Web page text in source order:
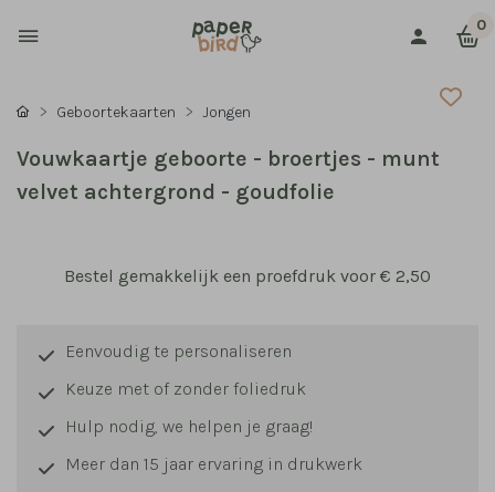
0
Geboortekaarten Jongen
Vouwkaartje geboorte - broertjes - munt
velvet achtergrond - goudfolie
Bestel gemakkelijk een proefdruk voor € 2,50
Eenvoudig te personaliseren
Keuze met of zonder foliedruk
Hulp nodig, we helpen je graag!
Meer dan 15 jaar ervaring in drukwerk